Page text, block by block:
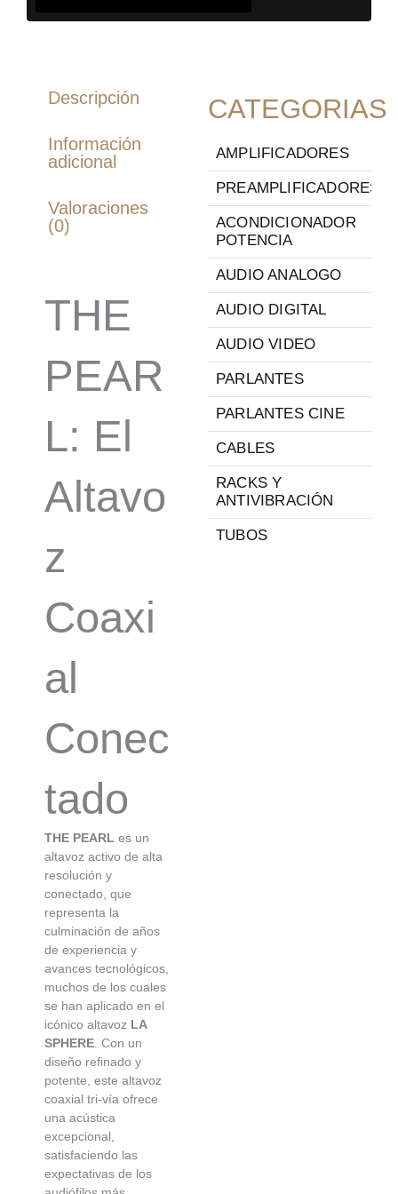
Descripción
Información
adicional
Valoraciones
(0)
THE
PEAR
L: El
Altavo
z
Coaxi
al
Conec
tado
THE PEARL es un
altavoz activo de alta
resolución y
conectado, que
representa la
culminación de años
de experiencia y
avances tecnológicos,
muchos de los cuales
se han aplicado en el
icónico altavoz LA
SPHERE . Con un
diseño refinado y
potente, este altavoz
coaxial tri-vía ofrece
una acústica
excepcional,
satisfaciendo las
expectativas de los
CATEGORIAS
AMPLIFICADORES
PREAMPLIFICADORES
ACONDICIONADOR
POTENCIA
AUDIO ANALOGO
AUDIO DIGITAL
AUDIO VIDEO
PARLANTES
PARLANTES CINE
CABLES
RACKS Y
ANTIVIBRACIÓN
TUBOS